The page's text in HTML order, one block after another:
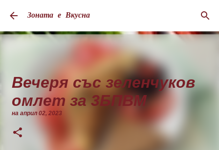
Пропускане към основното съдържание
Зоната е Вкусна
Вечеря със зеленчуков
омлет за 3БПВМ
на април 02, 2023